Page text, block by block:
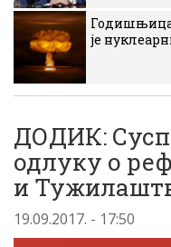
Годишњица
је
ДОДИК:
одлуку о
и
19.09.2017. - 17:50